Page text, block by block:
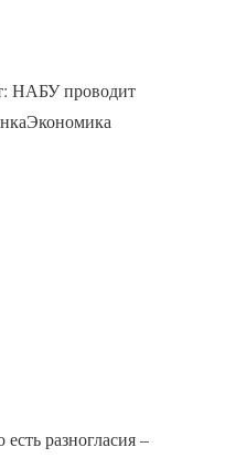
НАБУ проводит
разногласия –